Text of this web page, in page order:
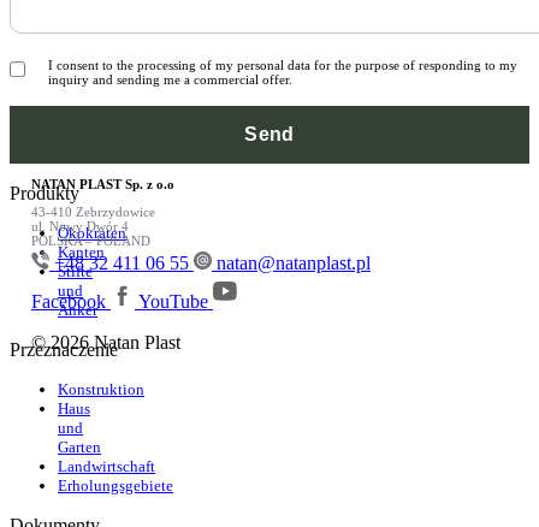
I consent to the processing of my personal data for the purpose of responding to my
inquiry and sending me a commercial offer.
Produkty
Ökokraten
Kanten
Stifte
und
Anker
Przeznaczenie
Konstruktion
Haus
und
Garten
Landwirtschaft
Erholungsgebiete
NATAN PLAST Sp. z o.o
43-410 Zebrzydowice
ul. Nowy Dwór 4
POLSKA – POLAND
+48 32 411 06 55
natan@natanplast.pl
Facebook
YouTube
© 2026 Natan Plast